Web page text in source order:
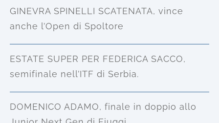
GINEVRA SPINELLI SCATENATA, vince
anche l’Open di Spoltore
ESTATE SUPER PER FEDERICA SACCO,
semifinale nell’ITF di Serbia.
DOMENICO ADAMO, finale in doppio allo